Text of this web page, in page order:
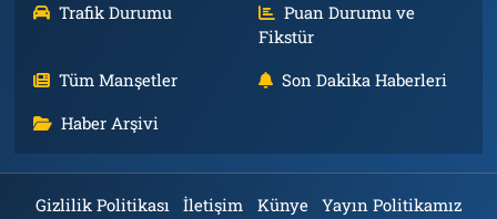
Trafik Durumu
Puan Durumu ve
Fikstür
Tüm Manşetler
Son Dakika Haberleri
Haber Arşivi
Gizlilik Politikası İletişim Künye Yayın Politikamız